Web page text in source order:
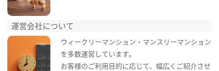
運営会社について
ウィークリーマンション・マンスリーマンション
を多数運営しています。
お客様のご利用目的に応じて、幅広くご紹介させ